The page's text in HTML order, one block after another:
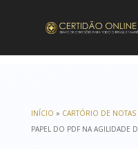
INÍCIO » CARTÓRIO DE NOTAS
PAPEL DO PDF NA AGILIDADE